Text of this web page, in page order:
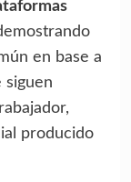
en base a
siguen
producido